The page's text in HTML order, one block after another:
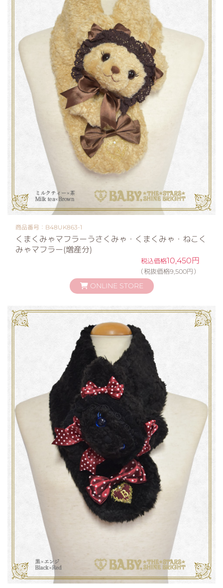
商品番号：B48UK863-1
くまくみゃマフラーうさくみゃ・くまくみゃ・ねこく
みゃマフラー(増産分)
税込価格10,450円
（税抜価格9,500円）
ONLINE STORE